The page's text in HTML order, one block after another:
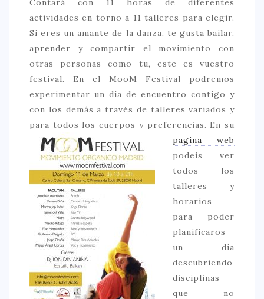
EVENTOS POP UP
HEALTHY
SELECCIONES MESADE2
MAPA
CONTACTO
Contará con 11 horas de diferentes
actividades en torno a 11 talleres para elegir.
Si eres un amante de la danza, te gusta bailar,
aprender y compartir el movimiento con
otras personas como tu, este es vuestro
festival. En el MooM Festival podremos
experimentar un día de encuentro contigo y
con los demás a través de talleres variados y
para todos los cuerpos y preferencias. En su
pagina web
podeis ver
todos los
talleres y
horarios
para poder
planificaros
un día
descubriendo
disciplinas
que no